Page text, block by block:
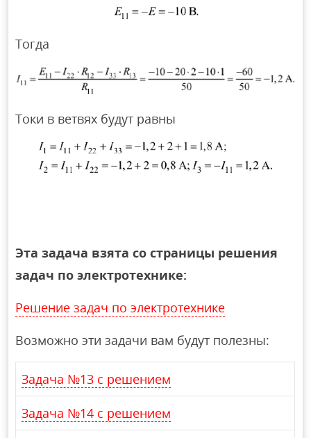
Тогда
Токи в ветвях будут равны
Эта задача взята со страницы решения
задач по электротехнике:
Решение задач по электротехнике
Возможно эти задачи вам будут полезны:
Задача №13 с решением
Задача №14 с решением